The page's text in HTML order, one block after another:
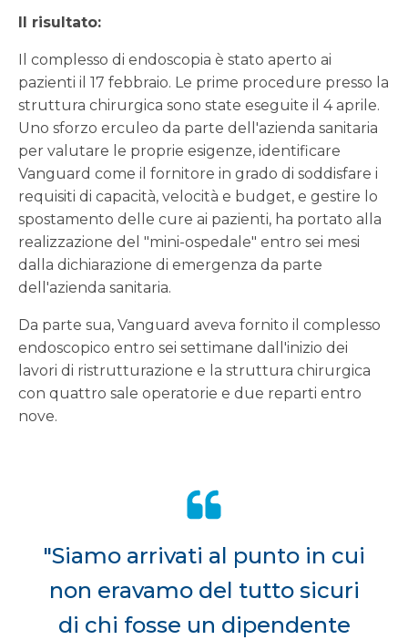
Il risultato:
Il complesso di endoscopia è stato aperto ai
pazienti il 17 febbraio. Le prime procedure presso la
struttura chirurgica sono state eseguite il 4 aprile.
Uno sforzo erculeo da parte dell'azienda sanitaria
per valutare le proprie esigenze, identificare
Vanguard come il fornitore in grado di soddisfare i
requisiti di capacità, velocità e budget, e gestire lo
spostamento delle cure ai pazienti, ha portato alla
realizzazione del "mini-ospedale" entro sei mesi
dalla dichiarazione di emergenza da parte
dell'azienda sanitaria.
Da parte sua, Vanguard aveva fornito il complesso
endoscopico entro sei settimane dall'inizio dei
lavori di ristrutturazione e la struttura chirurgica
con quattro sale operatorie e due reparti entro
nove.
"Siamo arrivati al punto in cui
non eravamo del tutto sicuri
di chi fosse un dipendente